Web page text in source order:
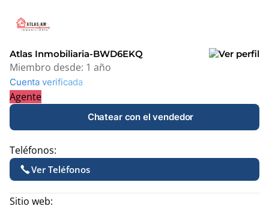
+
−
Atlas Inmobiliaria-BWD6EKQ
Miembro desde: 1 año
Cuenta verificada
Agente
Chatear con el vendedor
Teléfonos:
Ver Teléfonos
Sitio web: